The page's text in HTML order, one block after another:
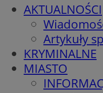
AKTUALNOŚCI
Artykuły
KRYMINALNE
MIASTO